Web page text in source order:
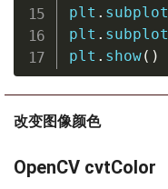
plt . subplot
plt . subplot
plt . show( )
改变图像颜色
OpenCV cvtColor